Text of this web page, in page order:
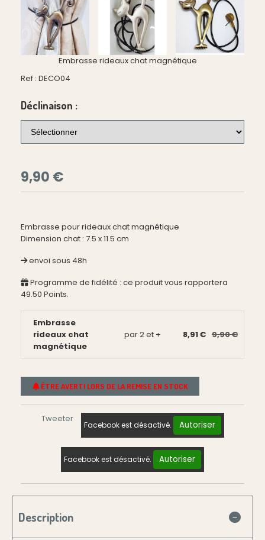
Embrasse rideaux chat magnétique
Ref : DECO04
Déclinaison :
9,90 €
Embrasse pour rideaux chat magnétique
Dimension chat : 7.5 x 11.5 cm
envoi sous 48h
Programme de fidélité : ce produit vous rapportera
49.50 Points.
Embrasse
rideaux chat
magnétique
par 2 et + 8,91 € 9,90 €
ÊTRE AVERTI LORS DE LA REMISE EN STOCK
Tweeter
Facebook est désactivé. Autoriser
Facebook est désactivé. Autoriser
Description